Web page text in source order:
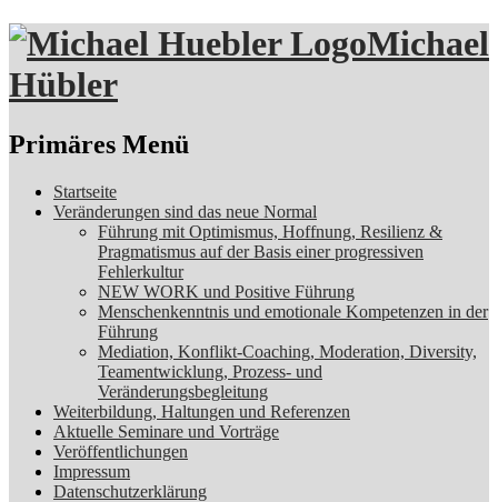
Michael
Hübler
Suchen
Primäres Menü
Zum
Inhalt
Startseite
Veränderungen sind das neue Normal
Führung mit Optimismus, Hoffnung, Resilienz &
Pragmatismus auf der Basis einer progressiven
Fehlerkultur
NEW WORK und Positive Führung
Menschenkenntnis und emotionale Kompetenzen in der
Führung
Mediation, Konflikt-Coaching, Moderation, Diversity,
Teamentwicklung, Prozess- und
Veränderungsbegleitung
Weiterbildung, Haltungen und Referenzen
Aktuelle Seminare und Vorträge
Veröffentlichungen
Impressum
Datenschutzerklärung